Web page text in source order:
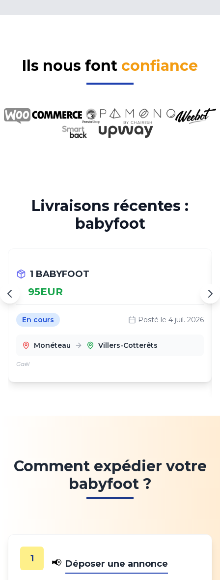
Ils nous font confiance
Livraisons récentes :
babyfoot
1 BABYFOOT
95EUR
En cours Posté le 4 juil. 2026
Monéteau Villers-Cotterêts
Gaël
Comment expédier votre
babyfoot ?
1 📢 Déposer une annonce